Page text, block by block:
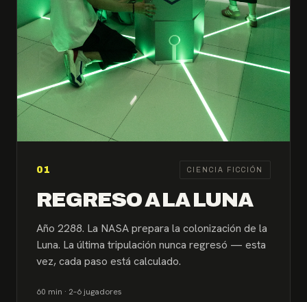
01 CIENCIA FICCIÓN
REGRESO A LA LUNA
Año 2288. La NASA prepara la colonización de la
Luna. La última tripulación nunca regresó — esta
vez, cada paso está calculado.
60 min · 2–6 jugadores